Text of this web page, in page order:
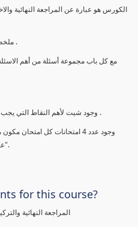
الكورس هو عبارة عن المراجعة النهائية
1- ملخص ومراجعة سريعة لكل شابتر علي حدة .
4. وجود شيت لأهم النقاط التي يجب قراءتها قبل الامتحان بيومين علي الاقل .
علي درجة فوق ال 90% ومعرفة اجابتها جيدا".
for this course?
المراجعة النهائية